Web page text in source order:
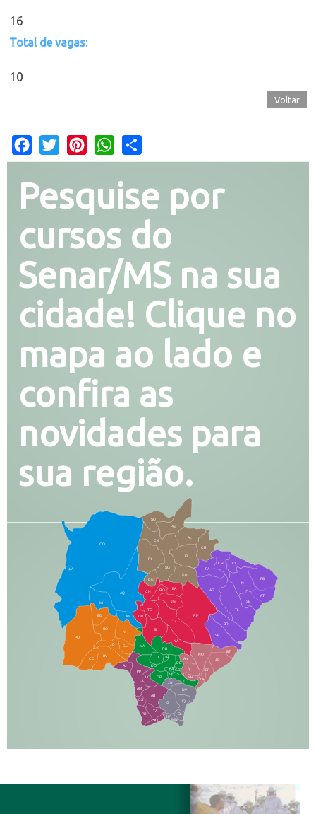
16
Total de vagas:
10
Voltar
Facebook
Twitter PinterestWhatsApp
Pesquise por
cursos do
Senar/MS na sua
cidade! Clique no
mapa ao lado e
confira as
novidades para
sua região.
CO
AQ
MI
AN
CX
RI
AL
CR
FI
SG
BA
CA
PA
CH CL
PB
SE
TL
AG
BR
SR
BT
AR
RP
RO
JG
CG
SI
NA
TA
NH
JT
RB
MA
IT
DR
DO
CP
JU
NV
IQ
EL
BD
BO
NI
JD
PO
BV
CC
PP
AJ
LC
AM
AB
JP
DB
TE
CS
PR
TA
SQ
IG
MN
IN
NO
BP
RN
CN
GL
AN
IV
FS
VC
GD
DE
AT
PG
SO
LA